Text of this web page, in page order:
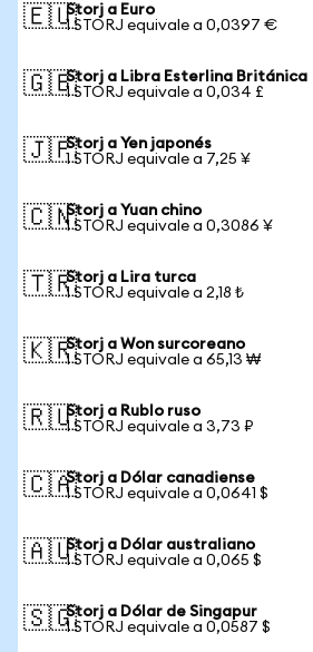
🇪🇺Storj a Euro
1 STORJ equivale a 0,0397 €
🇬🇧Storj a Libra Esterlina Británica
1 STORJ equivale a 0,034 £
🇯🇵Storj a Yen japonés
1 STORJ equivale a 7,25 ¥
🇨🇳Storj a Yuan chino
1 STORJ equivale a 0,3086 ¥
🇹🇷Storj a Lira turca
1 STORJ equivale a 2,18 ₺
🇰🇷Storj a Won surcoreano
1 STORJ equivale a 65,13 ₩
🇷🇺Storj a Rublo ruso
1 STORJ equivale a 3,73 ₽
🇨🇦Storj a Dólar canadiense
1 STORJ equivale a 0,0641 $
🇦🇺Storj a Dólar australiano
1 STORJ equivale a 0,065 $
🇸🇬Storj a Dólar de Singapur
1 STORJ equivale a 0,0587 $